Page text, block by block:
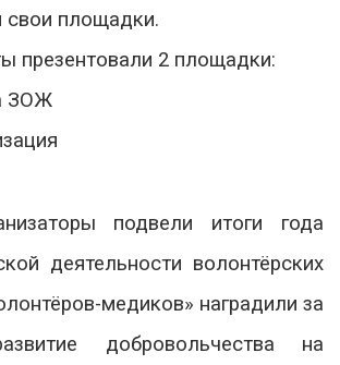
свои площадки.
презентовали 2 площадки:
ЗОЖ
подвели итоги года
деятельности волонтёрских
медиков» наградили за
добровольчества на